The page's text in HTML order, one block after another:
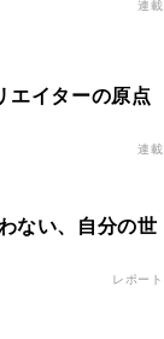
連載
エイターの原点
連載
ない、自分の世
レポート